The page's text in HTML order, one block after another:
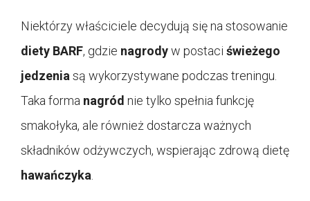
Niektórzy właściciele decydują się na stosowanie
diety BARF, gdzie nagrodyw postaci świeżego
jedzenia są wykorzystywane podczas treningu.
Taka forma nagród nie tylko spełnia funkcję
smakołyka, ale również dostarcza ważnych
składników odżywczych, wspierając zdrową dietę
hawańczyka